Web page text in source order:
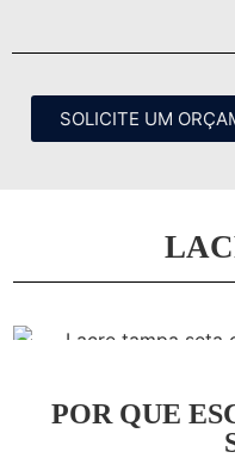
SOLICITE UM
POR QUE